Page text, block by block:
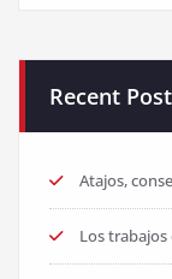
Recent
Atajos,
Los